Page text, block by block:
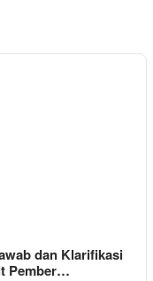
dan Klarifikasi
Pember…